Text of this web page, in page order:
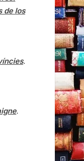
de los
.
.